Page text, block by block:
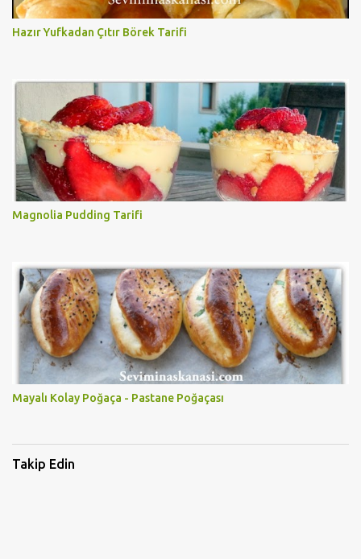
Hazır Yufkadan Çıtır Börek Tarifi
Magnolia Pudding Tarifi
Mayalı Kolay Poğaça - Pastane Poğaçası
Takip Edin